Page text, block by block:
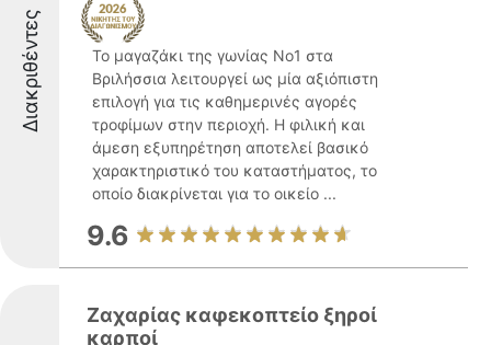
Διακριθέντες
Το μαγαζάκι της γωνίας No1 στα
Βριλήσσια λειτουργεί ως μία αξιόπιστη
επιλογή για τις καθημερινές αγορές
τροφίμων στην περιοχή. Η φιλική και
άμεση εξυπηρέτηση αποτελεί βασικό
χαρακτηριστικό του καταστήματος, το
οποίο διακρίνεται για το οικείο ...
9.6
Ζαχαρίας καφεκοπτείο ξηροί
καρποί